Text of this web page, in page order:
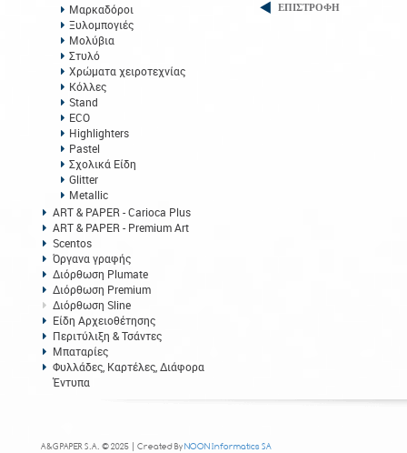
Μαρκαδόροι
Ξυλομπογιές
Μολύβια
Στυλό
Χρώματα χειροτεχνίας
Κόλλες
Stand
ECO
Highlighters
Pastel
Σχολικά Είδη
Glitter
Metallic
ART & PAPER - Carioca Plus
ART & PAPER - Premium Art
Scentos
Όργανα γραφής
Διόρθωση Plumate
Διόρθωση Premium
Διόρθωση Sline
Είδη Αρχειοθέτησης
Περιτύλιξη & Τσάντες
Μπαταρίες
Φυλλάδες, Καρτέλες, Διάφορα
Έντυπα
ΕΠΙΣΤΡΟΦΗ
A&G PAPER S.A. © 2025 | Created ByNOON Informatics SA